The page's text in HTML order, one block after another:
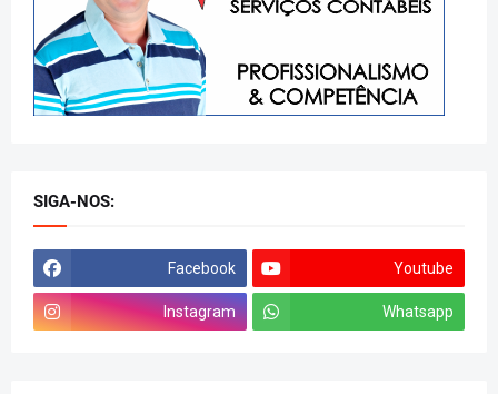
SIGA-NOS:
Facebook Youtube
Instagram Whatsapp